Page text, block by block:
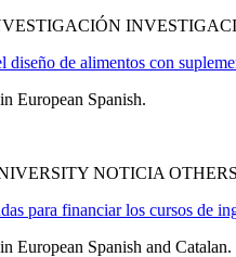
de alimentos con
European Spanish.
NOTICIA
para financiar los cursos de
European Spanish and Catalan.